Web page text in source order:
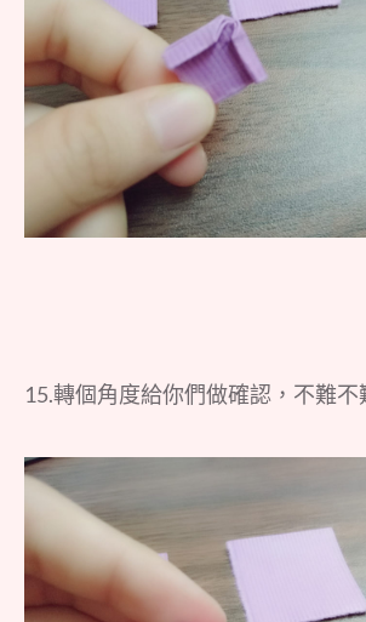
15.轉個角度給你們做確認，不難不